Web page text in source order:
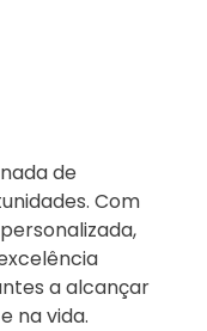
de
Com
a alcançar
na vida.